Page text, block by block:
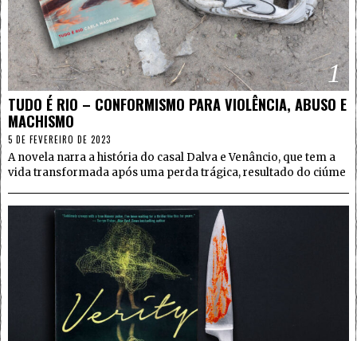
1
TUDO É RIO – CONFORMISMO PARA VIOLÊNCIA, ABUSO E
MACHISMO
5 DE FEVEREIRO DE 2023
A novela narra a história do casal Dalva e Venâncio, que tem a
vida transformada após uma perda trágica, resultado do ciúme